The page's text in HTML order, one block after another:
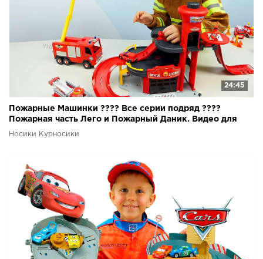
24:45
Пожарные Машинки ???? Все серии подряд ????
Пожарная часть Лего и Пожарный Даник. Видео для
детей
Носики Курносики